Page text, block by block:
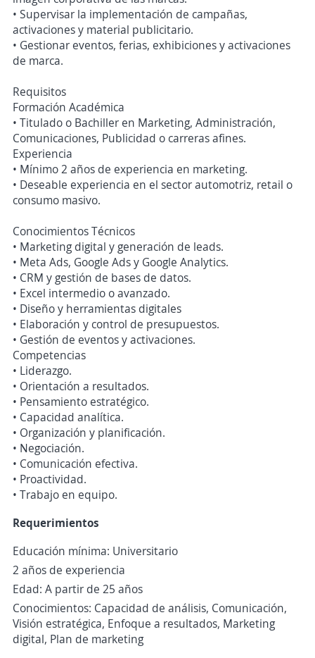
• Supervisar la implementación de campañas,
activaciones y material publicitario.
• Gestionar eventos, ferias, exhibiciones y activaciones
de marca.
Requisitos
Formación Académica
• Titulado o Bachiller en Marketing, Administración,
Comunicaciones, Publicidad o carreras afines.
Experiencia
• Mínimo 2 años de experiencia en marketing.
• Deseable experiencia en el sector automotriz, retail o
consumo masivo.
Conocimientos Técnicos
• Marketing digital y generación de leads.
• Meta Ads, Google Ads y Google Analytics.
• CRM y gestión de bases de datos.
• Excel intermedio o avanzado.
• Diseño y herramientas digitales
• Elaboración y control de presupuestos.
• Gestión de eventos y activaciones.
Competencias
• Liderazgo.
• Orientación a resultados.
• Pensamiento estratégico.
• Capacidad analítica.
• Organización y planificación.
• Negociación.
• Comunicación efectiva.
• Proactividad.
• Trabajo en equipo.
Requerimientos
Educación mínima: Universitario
2 años de experiencia
Edad: A partir de 25 años
Conocimientos: Capacidad de análisis, Comunicación,
Visión estratégica, Enfoque a resultados, Marketing
digital, Plan de marketing